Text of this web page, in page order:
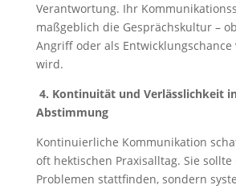
Verantwortung. Ihr
maßgeblich die Gesprächskultur –
Angriff oder als Entwicklungschance
wird.
4. Kontinuität und Verlässlichkeit
Abstimmung
Kontinuierliche Kommunikation
oft hektischen Praxisalltag. Sie
Problemen stattfinden, sondern